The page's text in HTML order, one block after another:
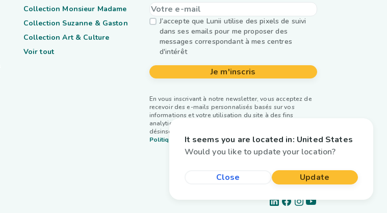
J’accepte que Lunii utilise des pixels de suivi
dans ses emails pour me proposer des
messages correspondant à mes centres
d'intérêt
Je m'inscris
En vous inscrivant à notre newsletter, vous acceptez de
recevoir des e-mails personnalisés basés sur vos
informations et votre utilisation du site à des fins
analytiques et publicitaires. Vous pouvez vous
désinscrire à tout moment. Plus d’infos dans notre
Politique de confidentialité.
Collection Monsieur Madame
Collection Suzanne & Gaston
Collection Art & Culture
Voir tout
It seems you are located in: United States
Would you like to update your location?
Close Update